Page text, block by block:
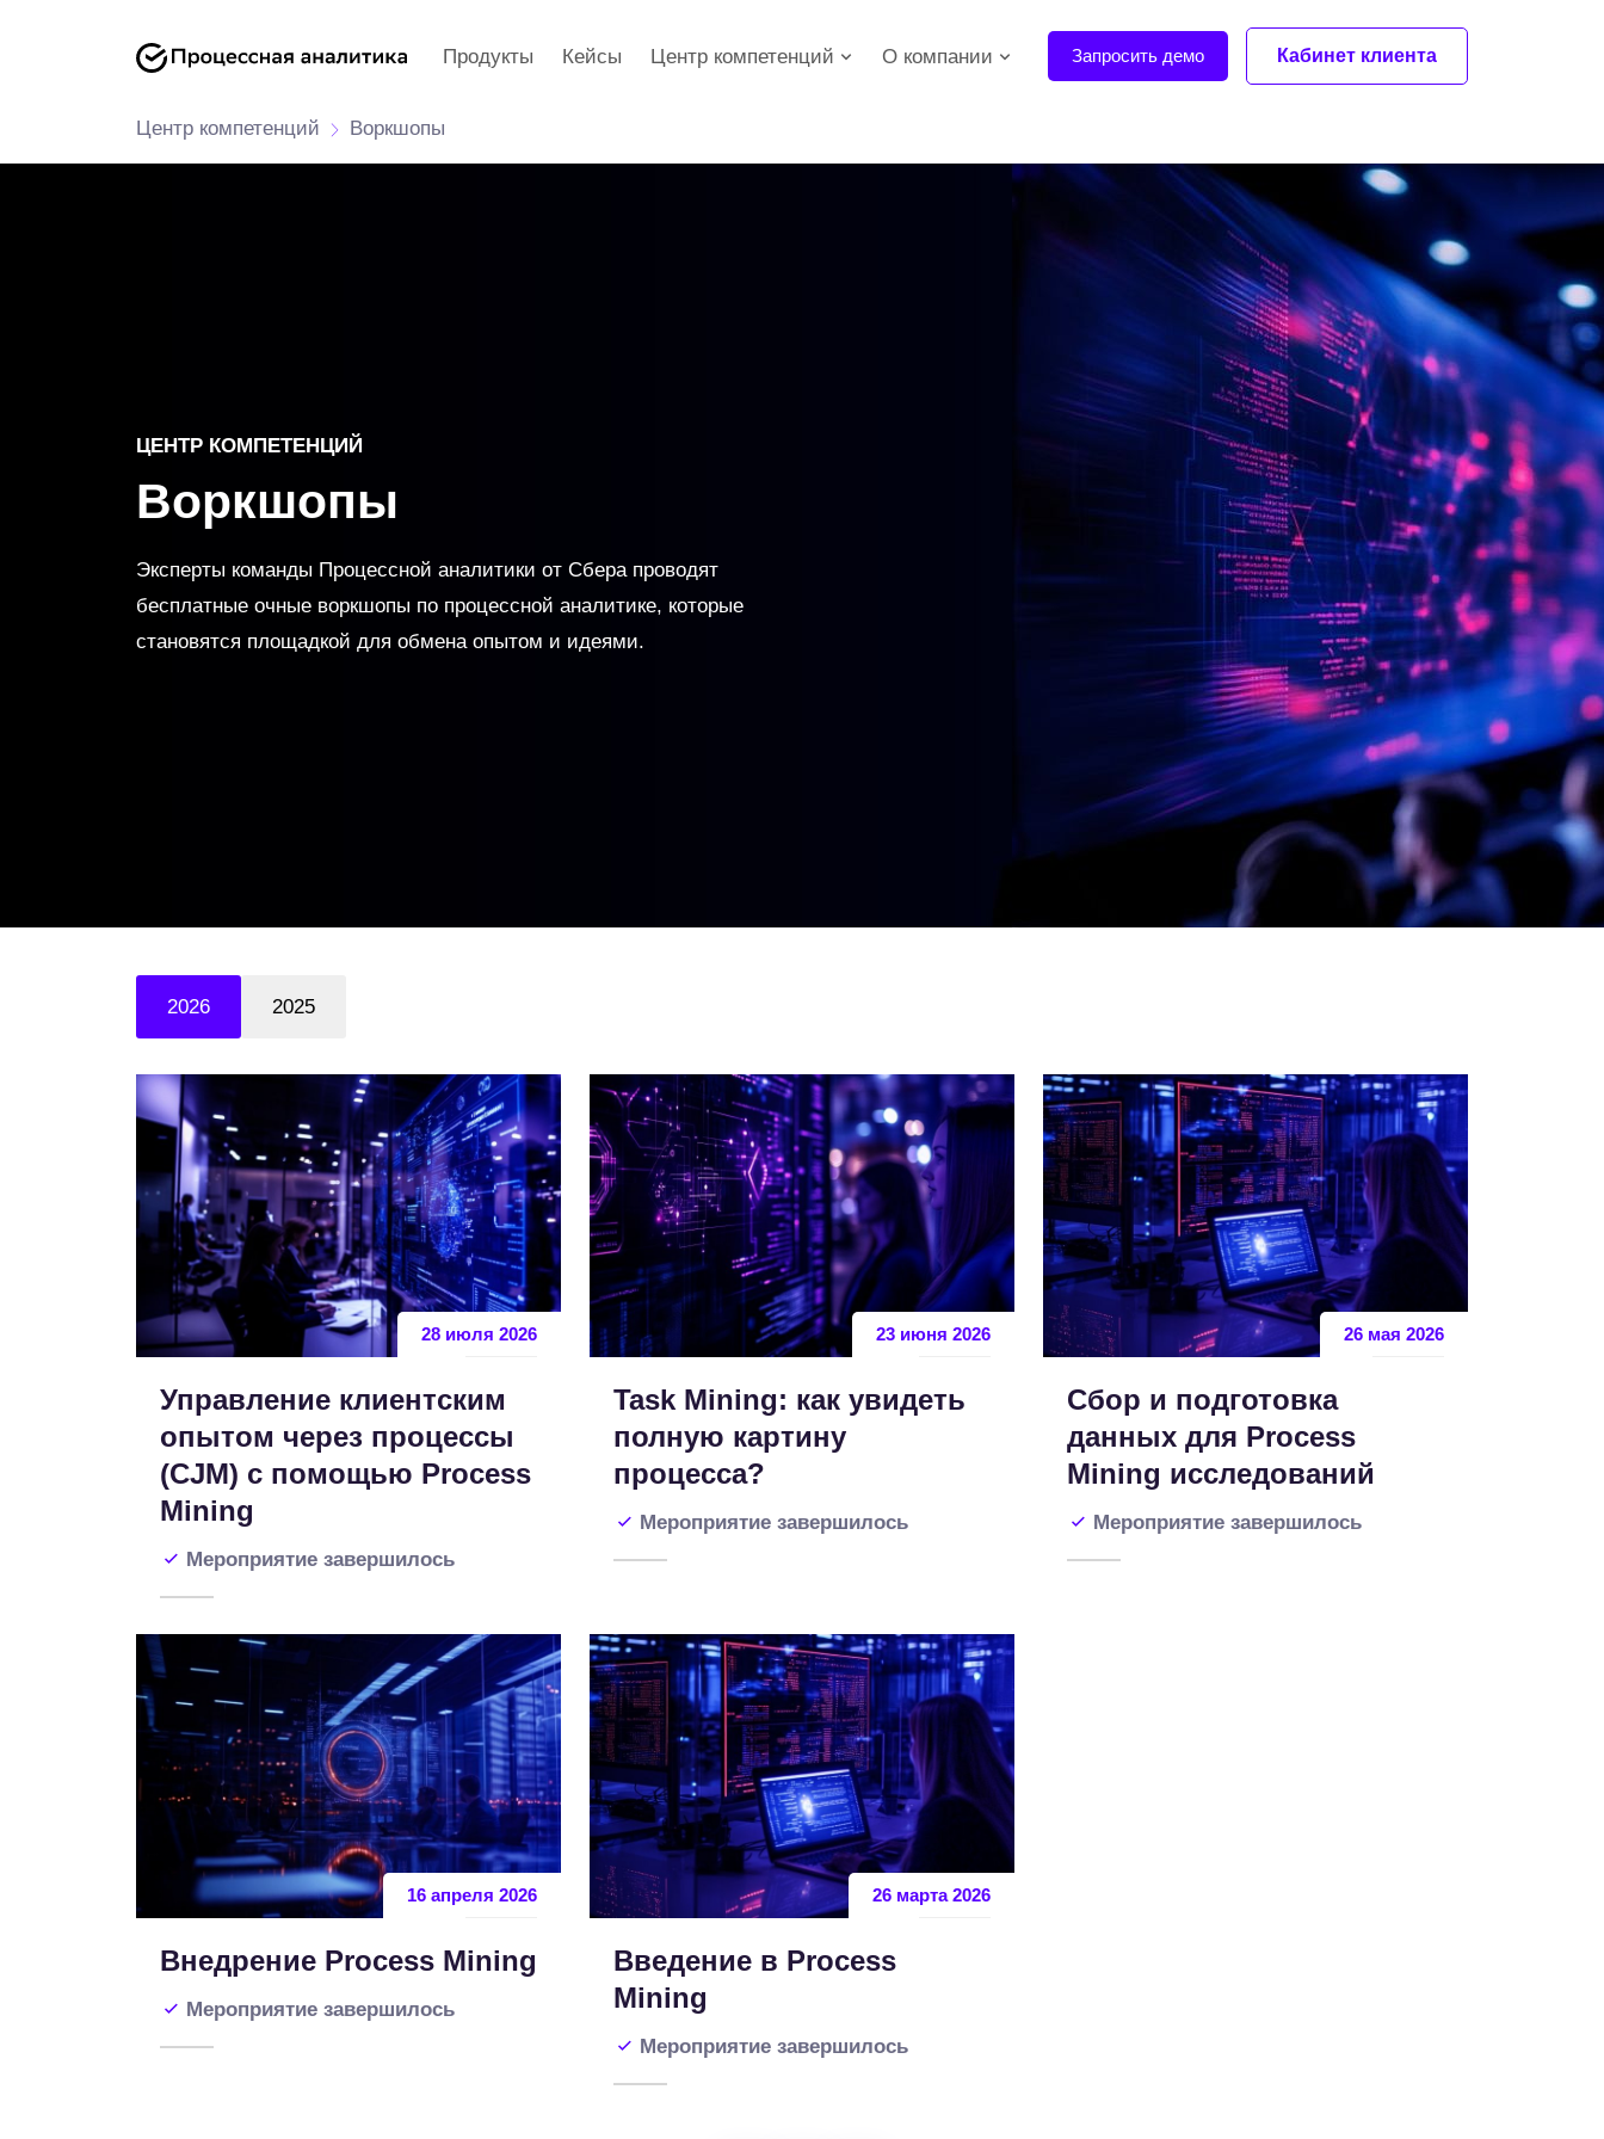
Продукты Кейсы Центр компетенций О компании Запросить демо Кабинет клиента
Центр компетенций Воркшопы
ЦЕНТР КОМПЕТЕНЦИЙ
Воркшопы
Эксперты команды Процессной аналитики от Сбера проводят
бесплатные очные воркшопы по процессной аналитике, которые
становятся площадкой для обмена опытом и идеями.
2026 2025
28 июля 2026
Управление клиентским
опытом через процессы
(CJM) с помощью Process
Mining
Мероприятие завершилось
23 июня 2026
Task Mining: как увидеть
полную картину
процесса?
Мероприятие завершилось
26 мая 2026
Сбор и подготовка
данных для Process
Mining исследований
Мероприятие завершилось
16 апреля 2026
Внедрение Process Mining
Мероприятие завершилось
26 марта 2026
Введение в Process
Mining
Мероприятие завершилось